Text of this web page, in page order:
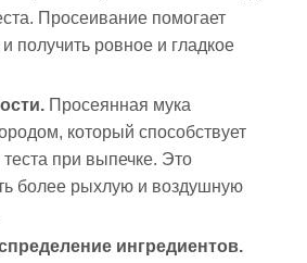
Просеивание помогает
получить ровное и гладкое
Просеянная мука
который способствует
при выпечке. Это
более рыхлую и воздушную
ингредиентов.